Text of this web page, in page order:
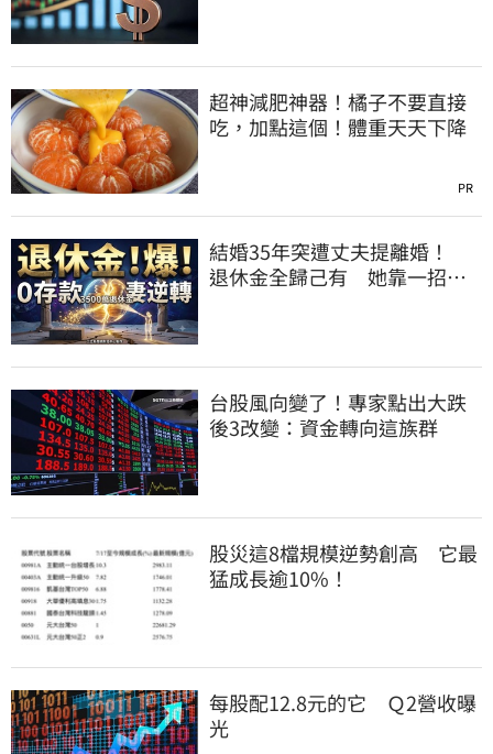
超神減肥神器！橘子不要直接
吃，加點這個！體重天天下降
PR
結婚35年突遭丈夫提離婚！
退休金全歸己有 她靠一招奪
台股風向變了！專家點出大跌
後3改變：資金轉向這族群
股災這8檔規模逆勢創高 它最
猛成長逾10%！
每股配12.8元的它 Ｑ2營收曝
光